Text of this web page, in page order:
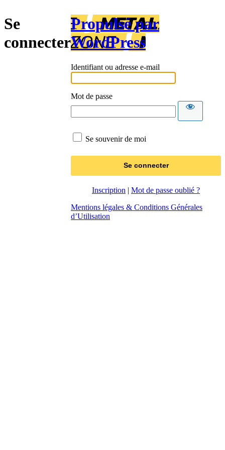
Se
connecter
Propulsé par
WordPress
Identifiant ou adresse e-mail
Mot de passe
Se souvenir de moi
Inscription | Mot de passe oublié ?
Mentions légales & Conditions Générales
d’Utilisation